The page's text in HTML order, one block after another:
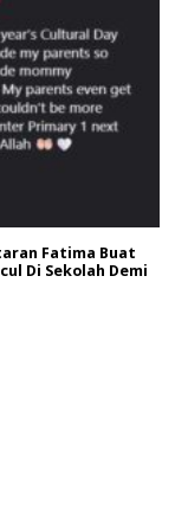
Fatima Buat
Di Sekolah Demi